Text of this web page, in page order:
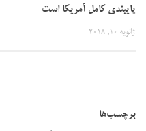
پایبندی کامل آمریکا است
ژانویه 10, 2018
برچسب‌ها